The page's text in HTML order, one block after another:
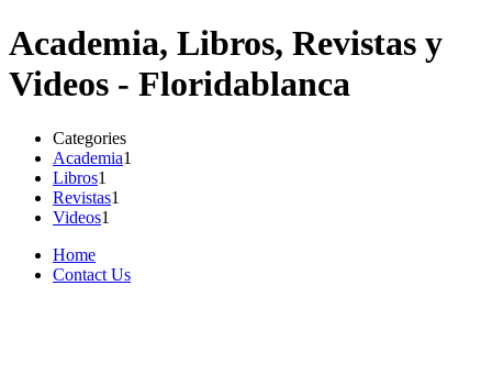
Academia, Libros, Revistas y
Videos - Floridablanca
Categories
Academia1
Libros1
Revistas1
Videos1
Home
Contact Us